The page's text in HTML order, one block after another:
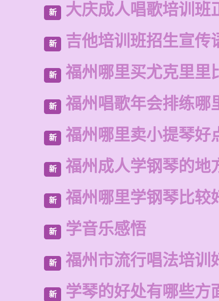
新 大庆成人唱歌培训班
新 吉他培训班招生宣传
新 福州哪里买尤克里里
新 福州唱歌年会排练哪
新 福州哪里卖小提琴好
新 福州成人学钢琴的地
新 福州哪里学钢琴比较
新 学音乐感悟
新 福州市流行唱法培训
新 学琴的好处有哪些方